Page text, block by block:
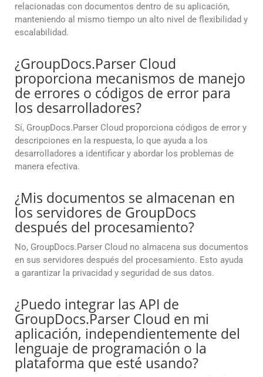
relacionadas con documentos dentro de su aplicación,
manteniendo al mismo tiempo un alto nivel de flexibilidad y
escalabilidad.
¿GroupDocs.Parser Cloud
proporciona mecanismos de manejo
de errores o códigos de error para
los desarrolladores?
Sí, GroupDocs.Parser Cloud proporciona códigos de error y
descripciones en la respuesta, lo que ayuda a los
desarrolladores a identificar y abordar los problemas de
manera efectiva.
¿Mis documentos se almacenan en
los servidores de GroupDocs
después del procesamiento?
No, GroupDocs.Parser Cloud no almacena sus documentos
en sus servidores después del procesamiento. Esto ayuda
a garantizar la privacidad y seguridad de sus datos.
¿Puedo integrar las API de
GroupDocs.Parser Cloud en mi
aplicación, independientemente del
lenguaje de programación o la
plataforma que esté usando?